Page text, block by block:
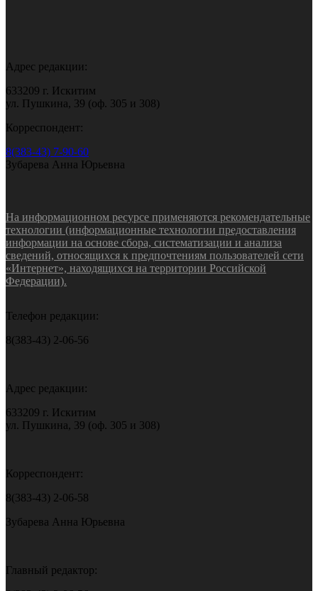
Адрес редакции:
633209 г. Искитим
ул. Пушкина, 39 (оф. 305 и 308)
Корреспондент:
8(383-43) 7-90-60
Зубарева Анна Юрьевна
На информационном ресурсе применяются рекомендательные
технологии (информационные технологии предоставления
информации на основе сбора, систематизации и анализа
сведений, относящихся к предпочтениям пользователей сети
«Интернет», находящихся на территории Российской
Федерации).
Телефон редакции:
8(383-43) 2-06-56
Адрес редакции:
633209 г. Искитим
ул. Пушкина, 39 (оф. 305 и 308)
Корреспондент:
8(383-43) 2-06-58
Зубарева Анна Юрьевна
Главный редактор: